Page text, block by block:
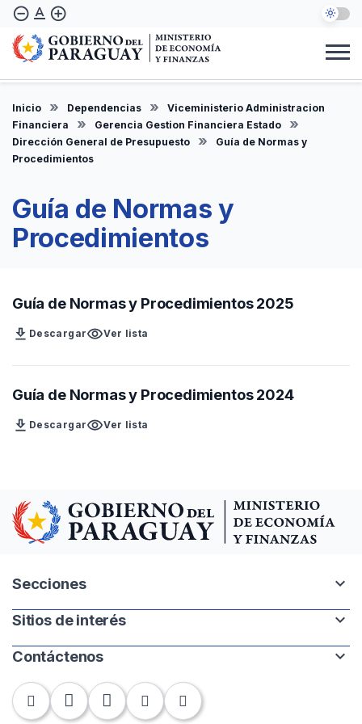
Pasar
contenido
principal
remove_circle_outline text_format add_circle_outline
Inicio Dependencias
Viceministerio Administracion
Financiera
Gerencia Gestion Financiera Estado
Dirección General de Presupuesto
Guía de Normas y
Procedimientos
Guía de Normas y
Procedimientos
Guía de Normas y Procedimientos 2025
download DescargarvisibilityVer lista
Guía de Normas y Procedimientos 2024
download DescargarvisibilityVer lista
Secciones expand_more
Intranet
Mapa del sitio
Sitios de interés expand_more
Paraguay.gov.py
Banco Central del Paraguay
Contraloría General de la República
Contáctenos expand_more
Chile 252 | 1220. Asunción, Paraguay